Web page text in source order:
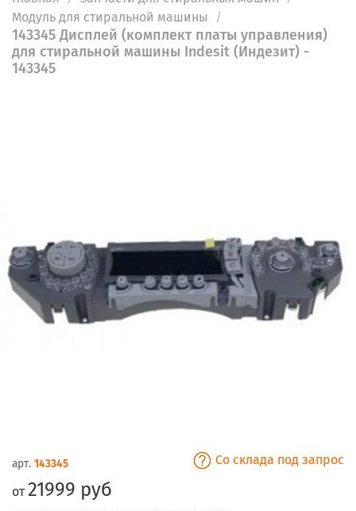
Модуль для стиральной машины
143345 Дисплей (комплект платы управления)
для стиральной машины Indesit (Индезит) -
143345
арт. 143345 Со склада под запрос
от21999 руб